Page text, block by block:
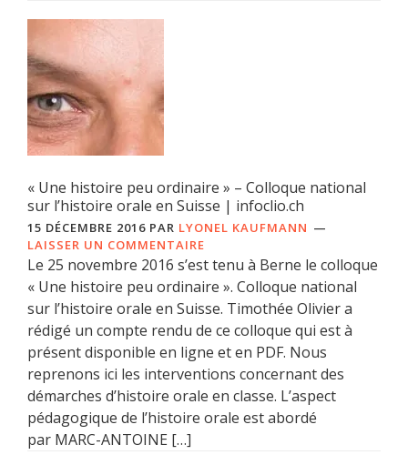
« Une histoire peu ordinaire » – Colloque national
sur l’histoire orale en Suisse | infoclio.ch
15 DÉCEMBRE 2016 PAR LYONEL KAUFMANN
LAISSER UN COMMENTAIRE
Le 25 novembre 2016 s’est tenu à Berne le colloque
« Une histoire peu ordinaire ». Colloque national
sur l’histoire orale en Suisse. Timothée Olivier a
rédigé un compte rendu de ce colloque qui est à
présent disponible en ligne et en PDF. Nous
reprenons ici les interventions concernant des
démarches d’histoire orale en classe. L’aspect
pédagogique de l’histoire orale est abordé
par MARC-ANTOINE […]